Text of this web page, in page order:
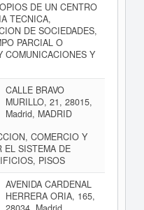
DE UN CENTRO
TECNICA,
DE SOCIEDADES,
PARCIAL O
COMUNICACIONES Y
CALLE BRAVO
MURILLO, 21, 28015,
Madrid, MADRID
COMERCIO Y
EL SISTEMA DE
PISOS
AVENIDA CARDENAL
HERRERA ORIA, 165,